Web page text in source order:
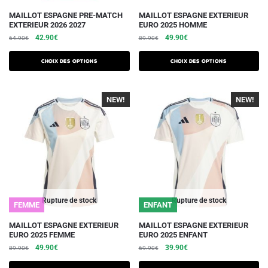
MAILLOT ESPAGNE PRE-MATCH
EXTERIEUR 2026 2027
64.90€
Le
initial
était :
42.90€Le
actuel
est :
Choix des options
Ce
produit
a
plusieurs
variations.
peuvent
choisies
du
produit
MAILLOT ESPAGNE EXTERIEUR
EURO 2025 HOMME
89.90€
Le
initial
était :
49.90€Le
actuel
est :
Choix des options
Ce
produit
a
plusieurs
variations.
peuvent
choisies
du
produit
Rupture de stock
-40%
NEW!
FEMME
MAILLOT ESPAGNE EXTERIEUR
EURO 2025 FEMME
89.90€
Le
49.90€Le
Rupture de stock
-40%
NEW!
ENFANT
MAILLOT ESPAGNE EXTERIEUR
EURO 2025 ENFANT
69.90€
Le
39.90€Le
Ce
produit
a